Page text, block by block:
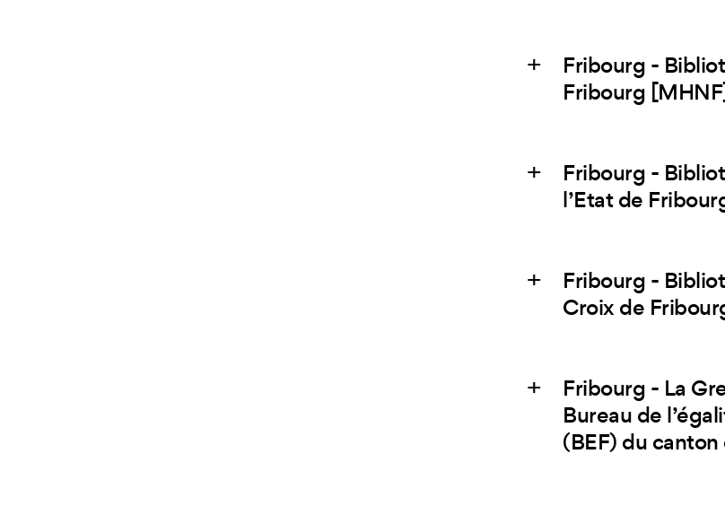
Fribourg -
Fribourg
Fribourg -
l’Etat de
Fribourg -
Croix de
Fribourg - La
Bureau de
(BEF) du